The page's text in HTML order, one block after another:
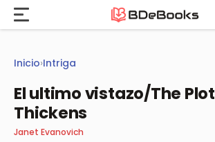
Saltar
contenido
Inicio›Intriga
El ultimo vistazo/The Plot
Thickens
Janet Evanovich